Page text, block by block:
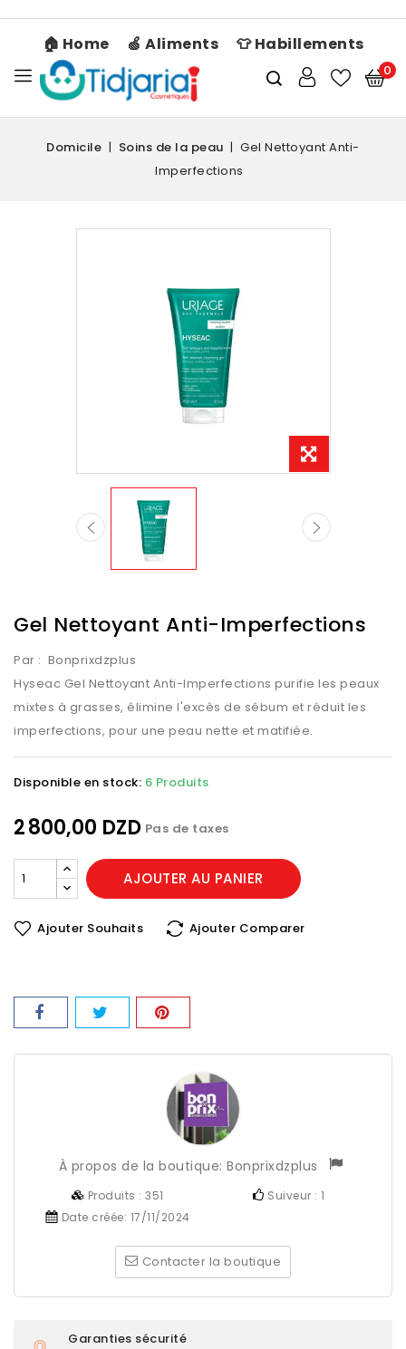
🏠 Home 🍏 Aliments 👕 Habillements
0
Domicile Soins de la peau
Gel Nettoyant Anti-
Imperfections
Gel Nettoyant Anti-Imperfections
Par : Bonprixdzplus
Hyseac Gel Nettoyant Anti-Imperfections purifie les peaux
mixtes à grasses, élimine l'excès de sébum et réduit les
imperfections, pour une peau nette et matifiée.
Disponible en stock: 6 Produits
2 800,00 DZD Pas de taxes
AJOUTER AU PANIER
Ajouter Souhaits Ajouter Comparer
À propos de la boutique:Bonprixdzplus
Produits :351 Suiveur : 1
Date créée: 17/11/2024
Contacter la boutique
Garanties sécurité